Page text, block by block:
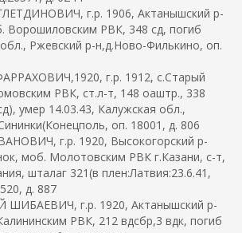
г.р. 1906, Актанышский р-
Ворошиловским РВК, 348 сд, погиб
Ржевский р-н,д.Ново-Филькино, оп.
г.р. 1912, с.Старый
РВК, ст.л-т, 148 оаштр., 338
умер 14.03.43, Калужская обл.,
оп. 18001, д. 806
г.р. 1920, Высокогорский р-
моб. Молотовским РВК г.Казани, с-т,
шталаг 321(в плен:Латвия:23.6.41,
д. 887
г.р. 1920, Актанышский р-
РВК, 212 вдсбр,3 вдк, погиб